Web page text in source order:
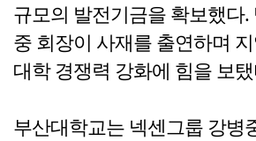
규모의 발전기금을 확보했다.
중 회장이 사재를 출연하며
대학 경쟁력 강화에 힘을 보
부산대학교는 넥센그룹 강병